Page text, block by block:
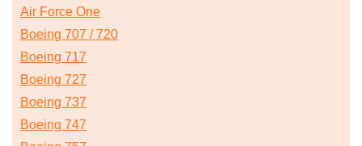
Air Force One
Boeing 707 / 720
Boeing 717
Boeing 727
Boeing 737
Boeing 747